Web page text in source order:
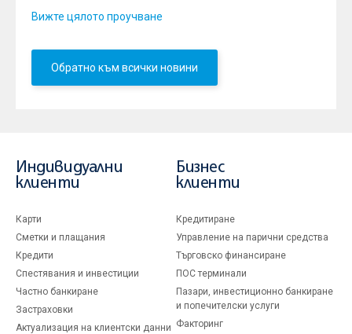
Вижте цялото проучване
Обратно към всички новини
Индивидуални
клиенти
Карти
Сметки и плащания
Кредити
Спестявания и инвестиции
Частно банкиране
Застраховки
Актуализация на клиентски данни
Бизнес
клиенти
Кредитиране
Управление на парични средства
Търговско финансиране
ПОС терминали
Пазари, инвестиционно банкиране
и попечителски услуги
Факторинг